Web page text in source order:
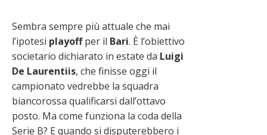
Sembra sempre più attuale che mai
l’ipotesi playoffper il Bari. È l’obiettivo
societario dichiarato in estate da Luigi
De Laurentiis, che finisse oggi il
campionato vedrebbe la squadra
biancorossa qualificarsi dall’ottavo
posto. Ma come funziona la coda della
Serie B? E quando si disputerebbero i